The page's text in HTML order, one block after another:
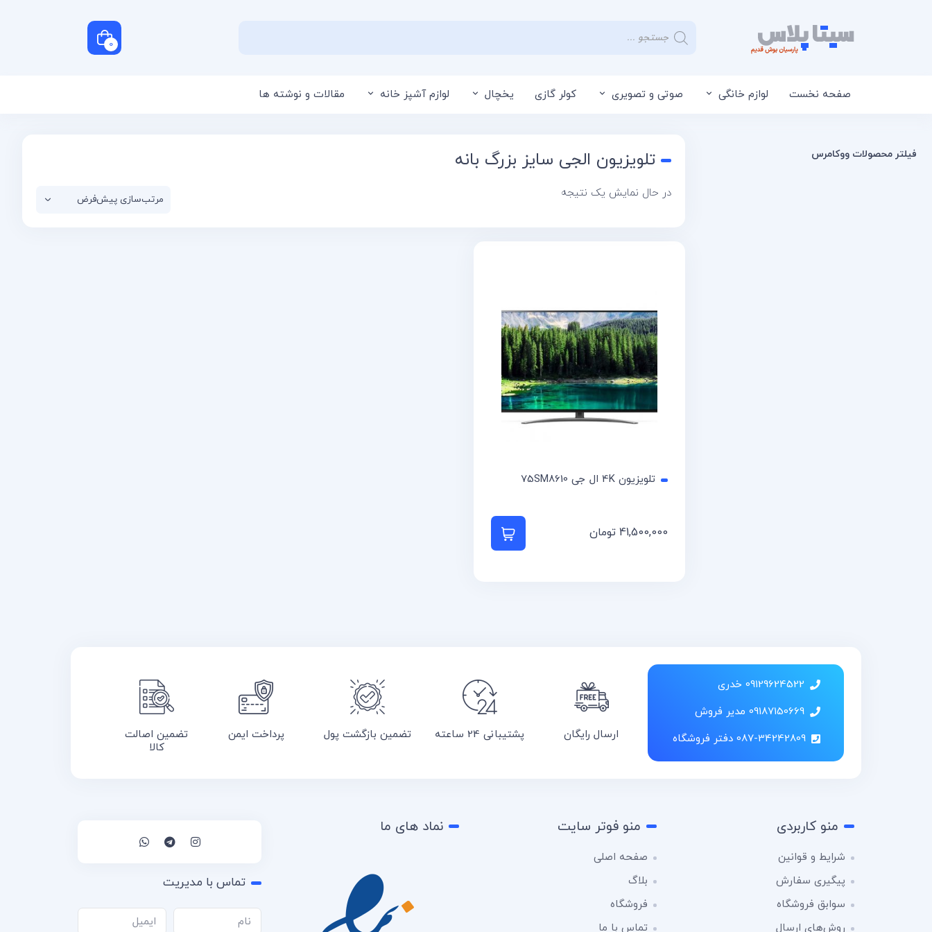
0
صفحه نخست لوازم خانگی صوتی و تصویری کولر گازی یخچال لوازم آشپز خانه مقالات و نوشته ها
تلویزیون الجی سایز بزرگ بانه
در حال نمایش یک نتیجه
تلویزیون 4K ال جی 75SM8610
41,500,000 تومان
افزودن به سبد خرید
فیلتر محصولات ووکامرس
09129624522 خدری
09187150669 مدیر فروش
087-34242809 دفتر فروشگاه
ارسال رایگان پشتیبانی 24 ساعته تضمین بازگشت پول پرداخت ایمن
تضمین اصالت
کالا
منو کاربردی
شرایط و قوانین
پیگیری سفارش
سوابق فروشگاه
روش‌های ارسال
منو فوتر سایت
صفحه اصلی
بلاگ
فروشگاه
تماس با ما
نماد های ما
تماس با مدیریت